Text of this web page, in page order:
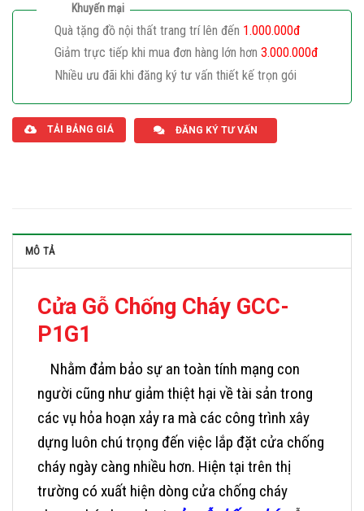
Khuyến mại
Quà tặng đồ nội thất trang trí lên đến 1.000.000đ
Giảm trực tiếp khi mua đơn hàng lớn hơn 3.000.000đ
Nhiều ưu đãi khi đăng ký tư vấn thiết kế trọn gói
TẢI BẢNG GIÁ ĐĂNG KÝ TƯ VẤN
MÔ TẢ
Cửa Gỗ Chống Cháy GCC-
P1G1
Nhằm đảm bảo sự an toàn tính mạng con
người cũng như giảm thiệt hại về tài sản trong
các vụ hỏa hoạn xảy ra mà các công trình xây
dựng luôn chú trọng đến việc lắp đặt cửa chống
cháy ngày càng nhiều hơn. Hiện tại trên thị
trường có xuất hiện dòng cửa chống cháy